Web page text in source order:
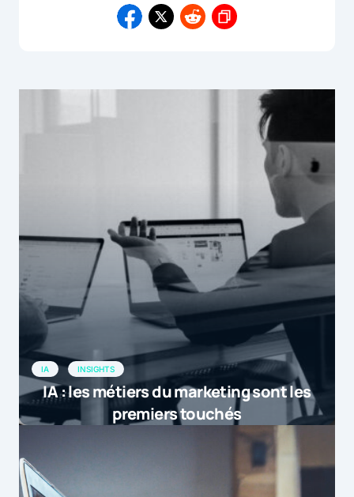
IA INSIGHTS
IA : les métiers du marketing sont les
premiers touchés